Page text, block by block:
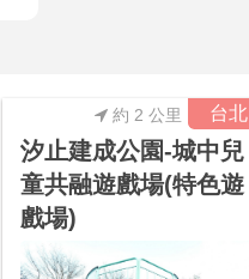
台北
約 2 公里
汐止建成公園-城中兒
童共融遊戲場(特色遊
戲場)